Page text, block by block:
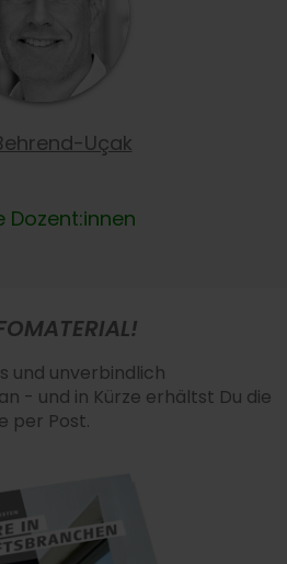
Uçak
Dozent:innen
und unverbindlich
- und in Kürze erhältst Du die
per Post.